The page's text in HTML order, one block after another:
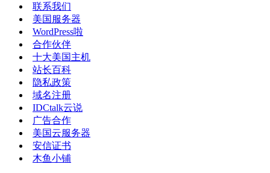
联系我们
美国服务器
WordPress啦
合作伙伴
十大美国主机
站长百科
隐私政策
域名注册
IDCtalk云说
广告合作
美国云服务器
安信证书
木鱼小铺